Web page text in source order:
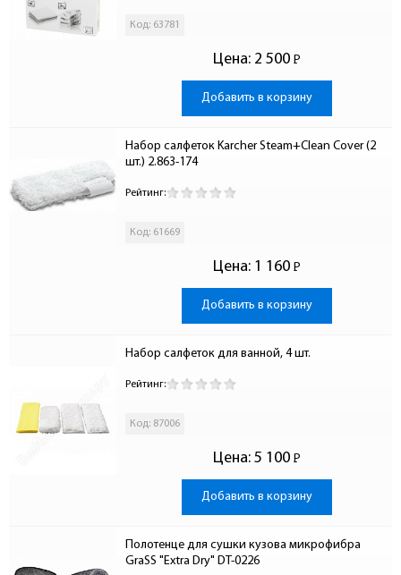
Код: 63781
Цена: 2 500 Р
-
Добавить в корзину
Набор салфеток Karcher Steam+Clean Cover (2
шт.) 2.863-174
Рейтинг:
Код: 61669
Цена: 1 160 Р
-
Добавить в корзину
Набор салфеток для ванной, 4 шт.
Рейтинг:
Код: 87006
Цена: 5 100 Р
-
Добавить в корзину
Полотенце для сушки кузова микрофибра
GraSS "Extra Dry" DT-0226